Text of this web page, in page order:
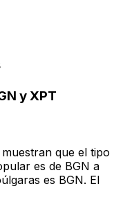
y XPT
que el tipo
es de BGN a
es BGN. El